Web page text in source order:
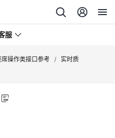
服
席操作类接口参考 / 实时质